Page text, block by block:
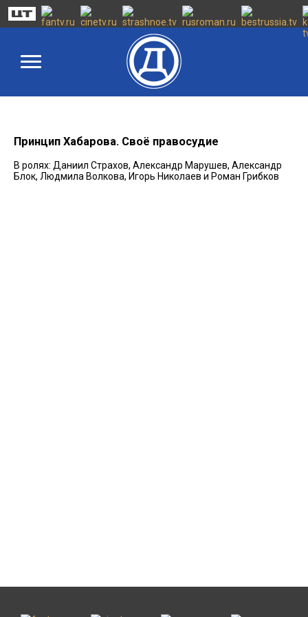
Принцип Хабарова. Своё правосудие
В ролях: Даниил Страхов, Александр Марушев, Александр
Блок, Людмила Волкова, Игорь Николаев и Роман Грибков